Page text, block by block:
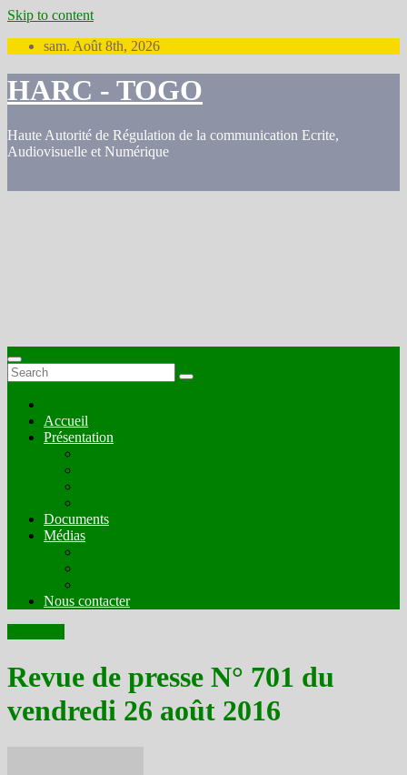
Skip to content
sam. Août 8th, 2026
HARC - TOGO
Haute Autorité de Régulation de la communication Ecrite,
Audiovisuelle et Numérique
Accueil
Présentation
Documents
Médias
Nous contacter
Revue de presse N° 701 du
vendredi 26 août 2016